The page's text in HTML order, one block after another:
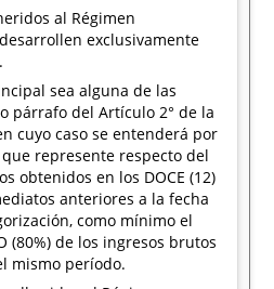
al Régimen
exclusivamente
sea alguna de las
párrafo del Artículo 2° de la
cuyo caso se entenderá por
represente respecto del
obtenidos en los DOCE (12)
anteriores a la fecha
como mínimo el
(80%) de los ingresos brutos
mismo período.